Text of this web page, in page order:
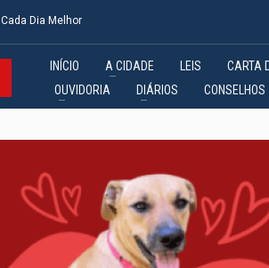
Cada Dia Melhor
INÍCIO A CIDADE LEIS CARTA
OUVIDORIA
DIÁRIOS CONSELHOS